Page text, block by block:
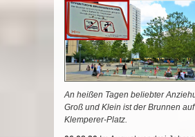
An heißen Tagen beliebter
Groß und Klein ist der Brunnen
Klemperer-Platz.